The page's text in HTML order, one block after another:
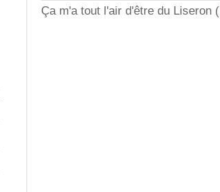
Ça m'a tout l'air d'être du Liseron (